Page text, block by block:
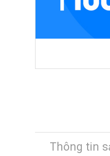
Thông tin